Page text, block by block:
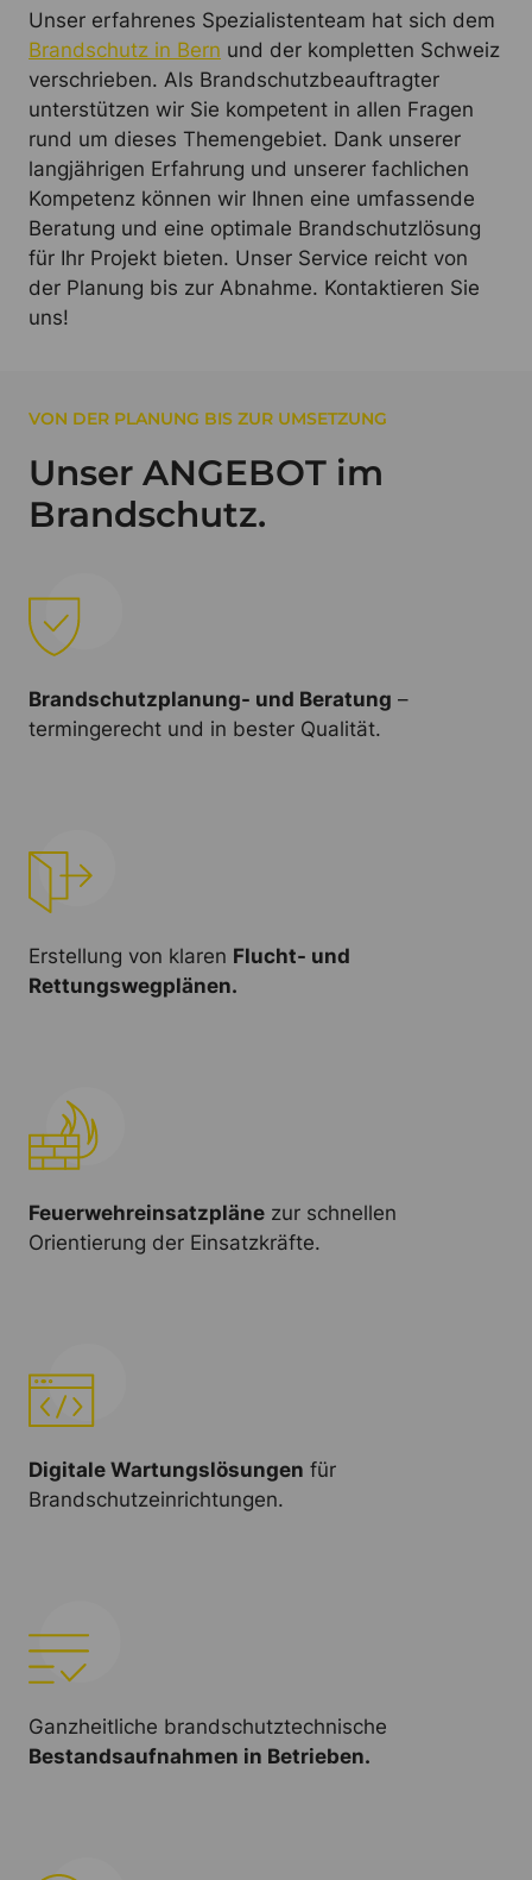
Unser erfahrenes Spezialistenteam hat sich dem
Brandschutz in Bern und der kompletten Schweiz
verschrieben. Als Brandschutzbeauftragter
unterstützen wir Sie kompetent in allen Fragen
rund um dieses Themengebiet. Dank unserer
langjährigen Erfahrung und unserer fachlichen
Kompetenz können wir Ihnen eine umfassende
Beratung und eine optimale Brandschutzlösung
für Ihr Projekt bieten. Unser Service reicht von
der Planung bis zur Abnahme. Kontaktieren Sie
uns!
VON DER PLANUNG BIS ZUR UMSETZUNG
Unser ANGEBOT im
Brandschutz.
Brandschutzplanung- und Beratung –
termingerecht und in bester Qualität.
Erstellung von klaren Flucht- und
Rettungswegplänen.
Feuerwehreinsatzpläne zur schnellen
Orientierung der Einsatzkräfte.
Digitale Wartungslösungen für
Brandschutzeinrichtungen.
Ganzheitliche brandschutztechnische
Bestandsaufnahmen in Betrieben.